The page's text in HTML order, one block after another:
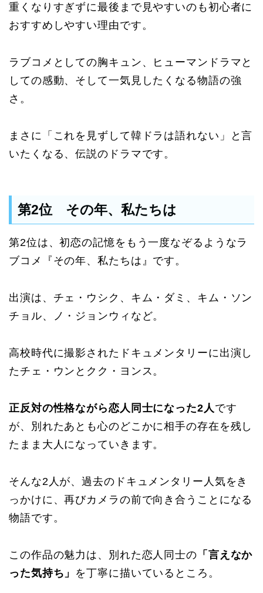
重くなりすぎずに最後まで見やすいのも初心者に
おすすめしやすい理由です。
ラブコメとしての胸キュン、ヒューマンドラマと
しての感動、そして一気見したくなる物語の強
さ。
まさに「これを見ずして韓ドラは語れない」と言
いたくなる、伝説のドラマです。
第2位 その年、私たちは
第2位は、初恋の記憶をもう一度なぞるようなラ
ブコメ『その年、私たちは』です。
出演は、チェ・ウシク、キム・ダミ、キム・ソン
チョル、ノ・ジョンウィなど。
高校時代に撮影されたドキュメンタリーに出演し
たチェ・ウンとクク・ヨンス。
正反対の性格ながら恋人同士になった2人 です
が、別れたあとも心のどこかに相手の存在を残し
たまま大人になっていきます。
そんな2人が、過去のドキュメンタリー人気をき
っかけに、再びカメラの前で向き合うことになる
物語です。
この作品の魅力は、別れた恋人同士の 「言えなか
った気持ち」 を丁寧に描いているところ。